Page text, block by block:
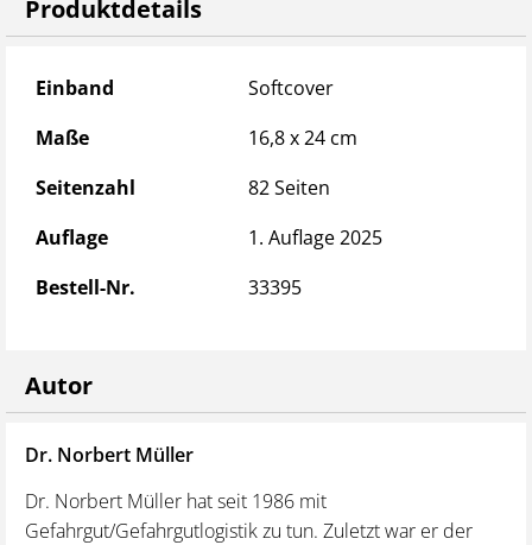
BattDG mit Begründung als zusätzlicher Download
verfügbar – jeweils in aktuell gehaltener Fassung.
Produktdetails
Produktdetails
Einband
Softcover
Maße
16,8 x 24 cm
Seitenzahl
82 Seiten
Auflage
1. Auflage 2025
Bestell-Nr.
33395
Autor
Dr. Norbert Müller
Dr. Norbert Müller hat seit 1986 mit
Gefahrgut/Gefahrgutlogistik zu tun. Zuletzt war er der